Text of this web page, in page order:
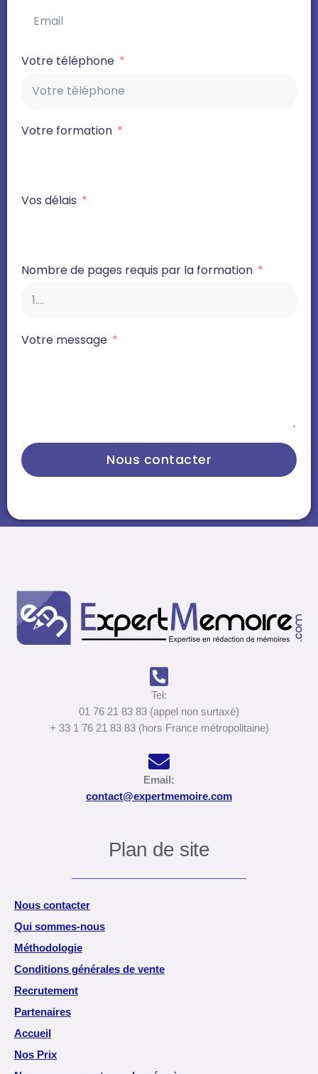
Votre téléphone
Votre formation
Vos délais
Nombre de pages requis par la formation
Votre message
Nous contacter
Tel:
01 76 21 83 83 (appel non surtaxé)
+ 33 1 76 21 83 83 (hors France métropolitaine)
Email:
contact@expertmemoire.com
Plan de site
Nous contacter
Qui sommes-nous
Méthodologie
Conditions générales de vente
Recrutement
Partenaires
Accueil
Nos Prix